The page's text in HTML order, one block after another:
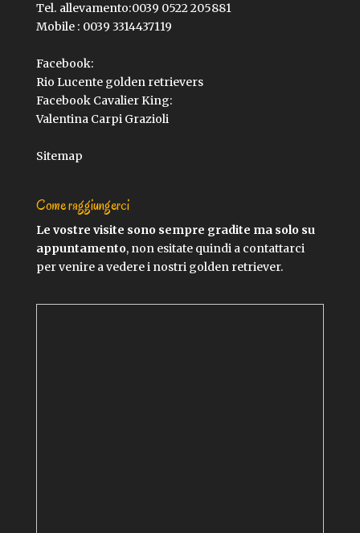
Tel. allevamento:0039 0522 205881
Mobile : 0039 3314437119
Facebook:
Rio Lucente golden retrievers
Facebook Cavalier King:
Valentina Carpi Grazioli
Sitemap
Come raggiungerci
Le vostre visite sono sempre gradite ma solo su
appuntamento, non esitate quindi a contattarci
per venire a vedere i nostri golden retriever.